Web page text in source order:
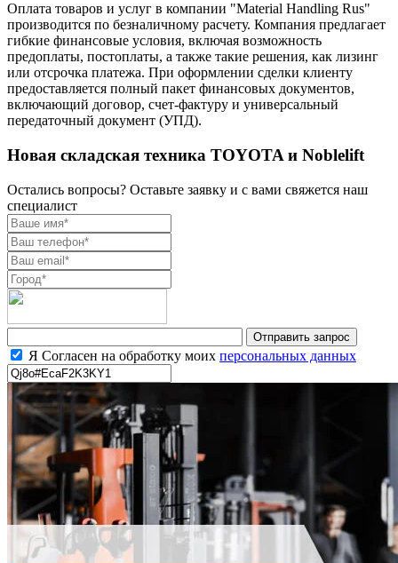
Оплата товаров и услуг в компании "Material Handling Rus"
производится по безналичному расчету. Компания предлагает
гибкие финансовые условия, включая возможность
предоплаты, постоплаты, а также такие решения, как лизинг
или отсрочка платежа. При оформлении сделки клиенту
предоставляется полный пакет финансовых документов,
включающий договор, счет-фактуру и универсальный
передаточный документ (УПД).
Новая складская техника TOYOTA и Noblelift
Остались вопросы? Оставьте заявку и с вами свяжется наш
специалист
Я Согласен на обработку моих персональных данных